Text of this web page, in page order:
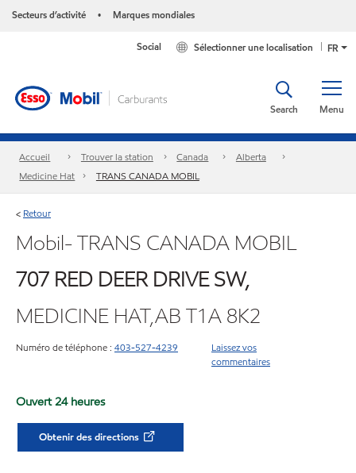
Secteurs d’activité • Marques mondiales
FR
Sélectionner une localisation
Social
Menu
Search
Accueil Trouver la station Canada
Alberta
Medicine Hat
TRANS CANADA MOBIL
< Retour
Mobil- TRANS CANADA MOBIL
707 RED DEER DRIVE SW,
MEDICINE HAT,AB T1A 8K2
Numéro de téléphone : 403-527-4239
Laissez vos
commentaires
Ouvert 24 heures
Obtenir des directions